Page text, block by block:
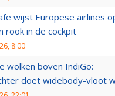
wijst Europese airlines
rook in de cockpit
8:00
wolken boven IndiGo:
doet widebody-vloot